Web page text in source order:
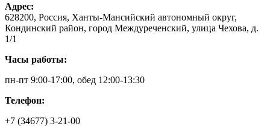
Адрес:
628200, Россия, Ханты-Мансийский автономный округ,
Кондинский район, город Междуреченский, улица Чехова, д.
1/1
Часы работы:
пн-пт 9:00-17:00, обед 12:00-13:30
Телефон:
+7 (34677) 3-21-00